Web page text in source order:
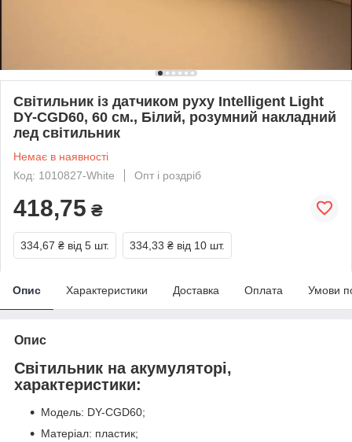
Світильник із датчиком руху Intelligent Light
DY-CGD60, 60 см., Білий, розумний накладний
лед світильник
Немає в наявності
Код: 1010827-White
Опт і роздріб
418,75 ₴
334,67 ₴ від 5 шт. 334,33 ₴ від 10 шт.
Опис Характеристики Доставка Оплата Умови
Опис
Світильник на акумуляторі,
характеристики:
Модель: DY-CGD60;
Матеріал: пластик;